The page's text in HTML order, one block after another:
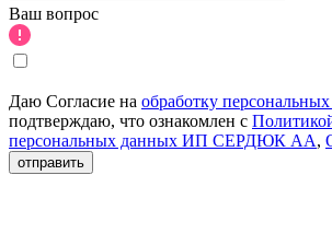
Ваш вопрос
Даю Согласие на обработку
подтверждаю, что ознакомлен с
персональных данных ИП СЕРДЮК АА,
отправить